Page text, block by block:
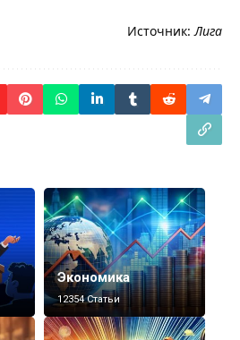
Источник: Лига
Экономика
12354 Статьи